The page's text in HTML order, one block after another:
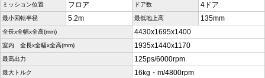
ミッション位置 フロア ドア数 4ドア
最小回転半径 5.2m 最低地上高 135mm
全長x全幅x全高(mm) 4430x1695x1400
室内 全長x全幅x全高(mm) 1935x1440x1170
最高出力 125ps/6000rpm
最大トルク 16kg・m/4800rpm